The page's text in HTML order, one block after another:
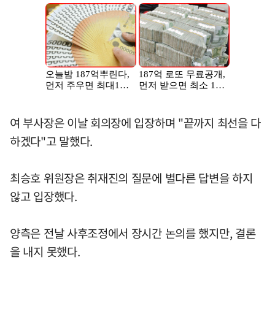
여 부사장은 이날 회의장에 입장하며 "끝까지 최선을 다
하겠다"고 말했다.
최승호 위원장은 취재진의 질문에 별다른 답변을 하지
않고 입장했다.
양측은 전날 사후조정에서 장시간 논의를 했지만, 결론
을 내지 못했다.